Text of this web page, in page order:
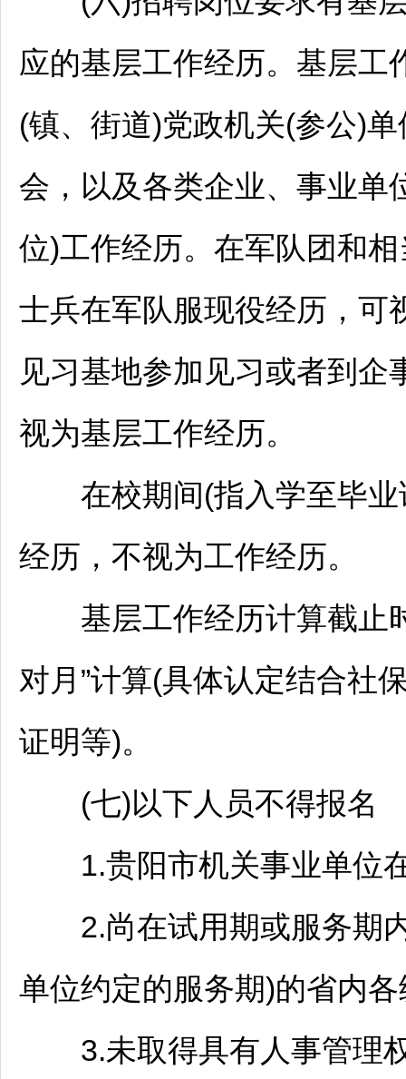
应的基层工作经历。基层工
(镇、街道)党政机关(参公)
会，以及各类企业、 事业单
位)工作经历。在军队团和
士兵在军队服现役经历，可
见习基地参加见习或者到企
视为基层工作经历。
在校期间(指入学至毕业
经历，不视为工作经历。
基层工作经历计算截止
对月”计算(具体认定结合社
证明等)。
(七)以下人员不得报名
1.贵阳市机关事业单位
2.尚在试用期或服务期内
单位约定的服务期)的省内各
3.未取得具有人事管理权